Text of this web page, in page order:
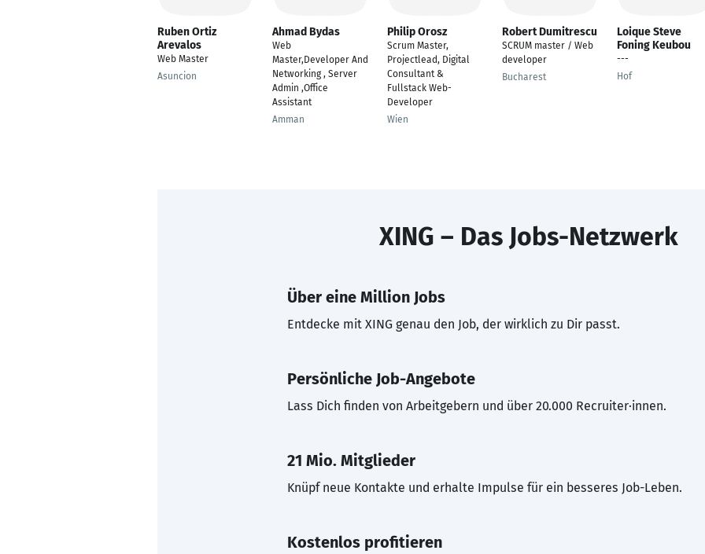
Ruben Ortiz
Arevalos
Web Master
Asuncion
Ahmad Bydas
Web
Master,Developer And
Networking , Server
Admin ,Office
Assistant
Amman
Philip Orosz
Scrum Master,
Projectlead, Digital
Consultant &
Fullstack Web-
Developer
Wien
Robert Dumitrescu
SCRUM master / Web
developer
Bucharest
Loique Steve
Foning Keubou
---
Hof
XING – Das Jobs-Netzwerk
Über eine Million Jobs
Entdecke mit XING genau den Job, der wirklich zu Dir passt.
Persönliche Job-Angebote
Lass Dich finden von Arbeitgebern und über 20.000 Recruiter·innen.
21 Mio. Mitglieder
Knüpf neue Kontakte und erhalte Impulse für ein besseres Job-Leben.
Kostenlos profitieren